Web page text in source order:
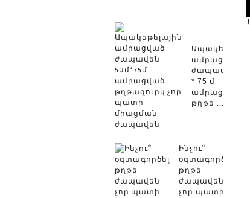
ամրացված
ժապավեն 5
* 75 մ
ամրացված
թղթե ...
Ինչու՞
օգտագործել
թղթե
ժապավեն
չոր պատի